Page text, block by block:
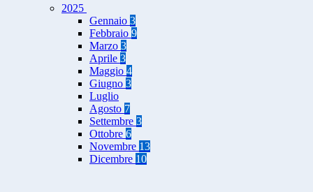
2025
Gennaio 3
Febbraio 9
Marzo 3
Aprile 3
Maggio 4
Giugno 3
Luglio
Agosto 7
Settembre 3
Ottobre 6
Novembre 13
Dicembre 10